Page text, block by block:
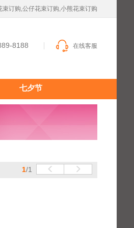
束订购,公仔花束订购,小熊花束订购
8188 在线客服
七夕节
1/1